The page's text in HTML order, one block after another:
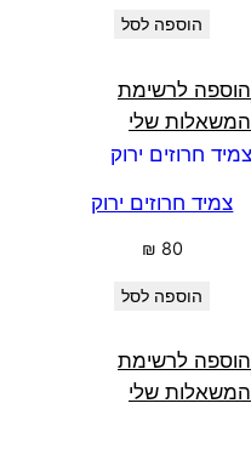
הוספה לסל
הוספה לרשימת
המשאלות שלי
צמיד חרוזים ירוק
₪ 80
הוספה לסל
הוספה לרשימת
המשאלות שלי